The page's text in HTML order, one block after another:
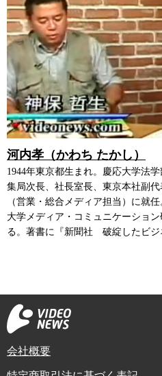
河内孝（かわち たかし）
1944年東京都生まれ。慶応大学法
集局次長、社長室長、東京本社副
（営業・総合メディア担当）に就
大学メディア・コミュニケーショ
る。著書に『新聞社 破綻したビジ
会社概要